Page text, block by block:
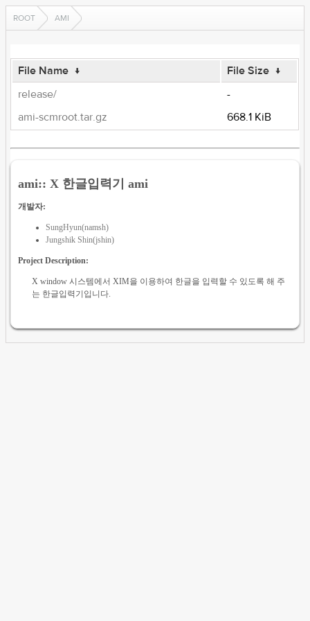
ROOT AMI
File Name ↓ File Size ↓
release/
-
ami-scmroot.tar.gz
668.1 KiB
ami:: X 한글입력기 ami
개발자:
SungHyun(namsh)
Jungshik Shin(jshin)
Project Description:
X window 시스템에서 XIM을 이용하여 한글을 입력할 수 있도록 해 주
는 한글입력기입니다.